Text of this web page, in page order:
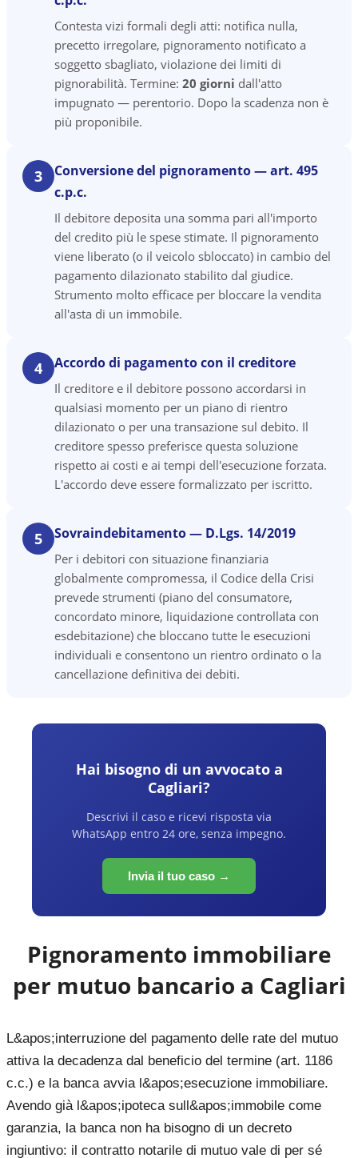
Contesta vizi formali degli atti: notifica nulla,
precetto irregolare, pignoramento notificato a
soggetto sbagliato, violazione dei limiti di
pignorabilità. Termine: 20 giorni dall'atto
impugnato — perentorio. Dopo la scadenza non è
più proponibile.
3
Conversione del pignoramento — art. 495
c.p.c.
Il debitore deposita una somma pari all'importo
del credito più le spese stimate. Il pignoramento
viene liberato (o il veicolo sbloccato) in cambio del
pagamento dilazionato stabilito dal giudice.
Strumento molto efficace per bloccare la vendita
all'asta di un immobile.
4 Accordo di pagamento con il creditore
Il creditore e il debitore possono accordarsi in
qualsiasi momento per un piano di rientro
dilazionato o per una transazione sul debito. Il
creditore spesso preferisce questa soluzione
rispetto ai costi e ai tempi dell'esecuzione forzata.
L'accordo deve essere formalizzato per iscritto.
5 Sovraindebitamento — D.Lgs. 14/2019
Per i debitori con situazione finanziaria
globalmente compromessa, il Codice della Crisi
prevede strumenti (piano del consumatore,
concordato minore, liquidazione controllata con
esdebitazione) che bloccano tutte le esecuzioni
individuali e consentono un rientro ordinato o la
cancellazione definitiva dei debiti.
Hai bisogno di un avvocato a
Cagliari?
Descrivi il caso e ricevi risposta via
WhatsApp entro 24 ore, senza impegno.
Invia il tuo caso →
Pignoramento immobiliare
per mutuo bancario a Cagliari
L&apos;interruzione del pagamento delle rate del mutuo
attiva la decadenza dal beneficio del termine (art. 1186
c.c.) e la banca avvia l&apos;esecuzione immobiliare.
Avendo già l&apos;ipoteca sull&apos;immobile come
garanzia, la banca non ha bisogno di un decreto
ingiuntivo: il contratto notarile di mutuo vale di per sé